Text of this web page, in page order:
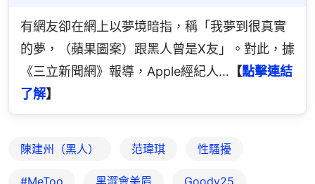
有網友卻在網上以夢境暗指，稱「我夢到很真實
的夢，（蘋果圖案）跟黑人曾是X友」。對此，據
《三立新聞網》報導，Apple經紀人… 【點擊連結
了解】
陳建州（黑人） 范瑋琪 性騷擾